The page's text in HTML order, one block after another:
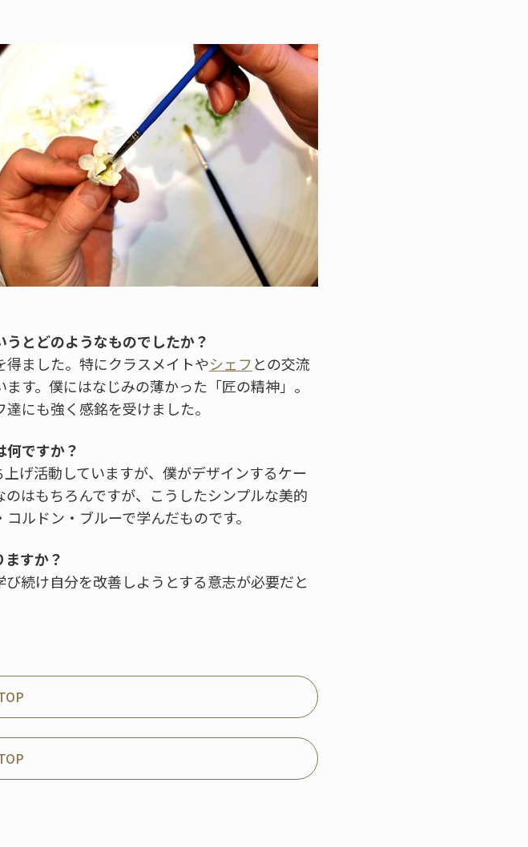
とどのようなものでしたか？
ました。特にクラスメイトやシェフとの交流
す。僕にはなじみの薄かった「匠の精神」。
にも強く感銘を受けました。
ですか？
げ活動していますが、僕がデザインするケー
はもちろんですが、こうしたシンプルな美的
ルドン・ブルーで学んだものです。
すか？
続け自分を改善しようとする意志が必要だと